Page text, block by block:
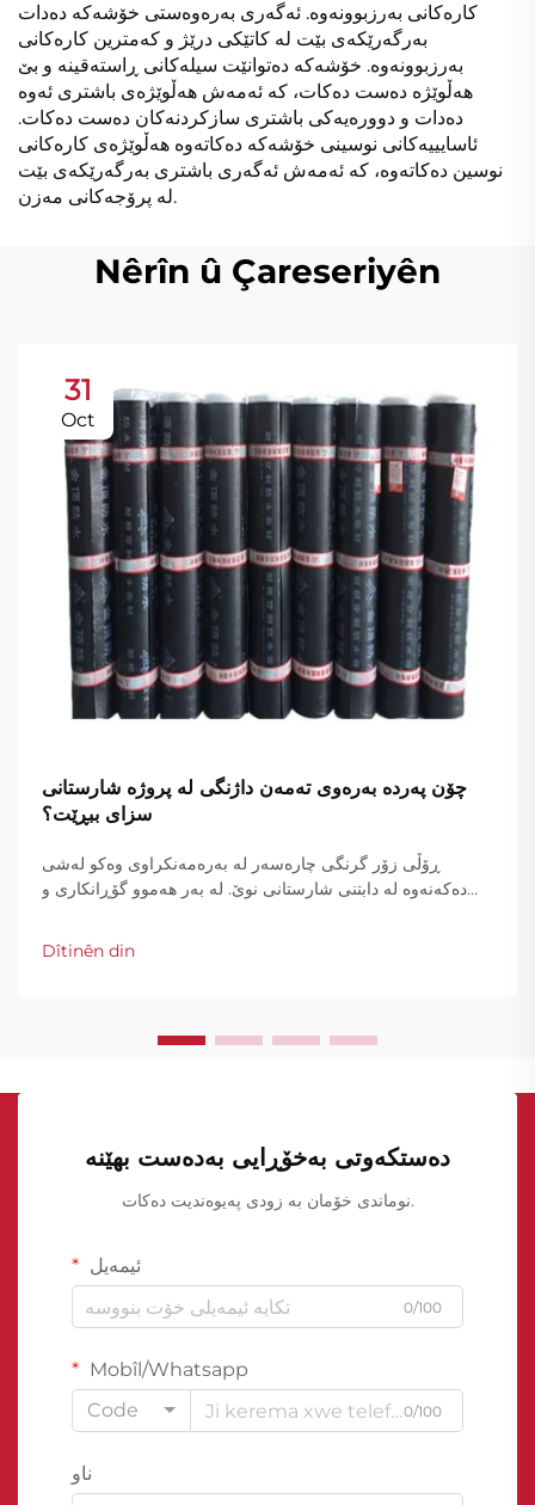
کارەکانی بەرزبوونەوە. ئەگەری بەرەوەستی خۆشەکە دەدات
بەرگەرێکەی بێت لە کاتێکی درێژ و کەمترین کارەکانی
بەرزبوونەوە. خۆشەکە دەتوانێت سیلەکانی ڕاستەقینە و بێ
هەڵوێژە دەست دەکات، کە ئەمەش هەڵوێژەی باشتری ئەوە
دەدات و دوورەیەکی باشتری سازکردنەکان دەست دەکات.
ئاسایییەکانی نوسینی خۆشەکە دەکاتەوە هەڵوێژەی کارەکانی
نوسین دەکاتەوە، کە ئەمەش ئەگەری باشتری بەرگەرێکەی بێت
لە پرۆجەکانی مەزن.
Nêrîn û Çareseriyên
31
Oct
چۆن پەرده‌ به‌ره‌وی ته‌مه‌ن داژنگی له‌ پروژه‌ شارستانی
سزای ببڕێت؟
ڕۆڵی زۆر گرنگی چاره‌سه‌ر له‌ به‌ره‌مه‌نكراوی وه‌كو له‌شی
ده‌كه‌نه‌وه‌ له‌ دابتنی شارستانی نوێ. له‌ به‌ر هه‌موو گۆڕانكاری و
زه‌ره‌مێك بوون به‌ بەشێکی ناچاربووی ئاسایش و توانای ساختوری
Dîtinên din
دەستکەوتی بەخۆڕایی بەدەست بهێنە
نوماندی خۆمان بە زودی پەیوەندیت دەکات.
ئیمەیل
0/100
Mobîl/Whatsapp
Code
0/100
ناو